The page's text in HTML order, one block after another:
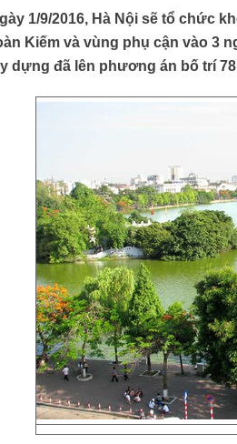
1/9/2016, Hà Nội sẽ tổ chức
Kiếm và vùng phụ cận vào 3
dựng đã lên phương án bố trí